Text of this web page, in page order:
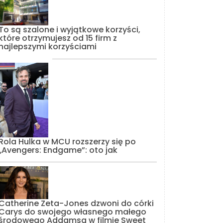
są szalone i wyjątkowe korzyści,
otrzymujesz od 15 firm z
korzyściami
Hulka w MCU rozszerzy się po
Endgame”: oto jak
Zeta-Jones dzwoni do córki
do swojego własnego małego
Addamsa w filmie Sweet